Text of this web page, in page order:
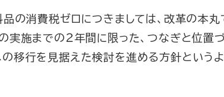
の消費税ゼロにつきましては、改革の本丸
実施までの２年間に限った、つなぎと位置
移行を見据えた検討を進める方針という